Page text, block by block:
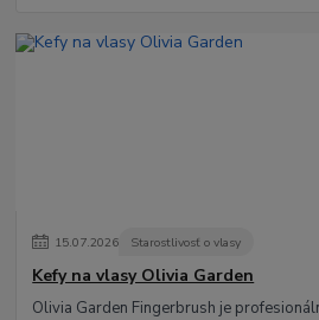
15.07.2026 Starostlivosť o vlasy
Kefy na vlasy Olivia Garden
Olivia Garden Fingerbrush je